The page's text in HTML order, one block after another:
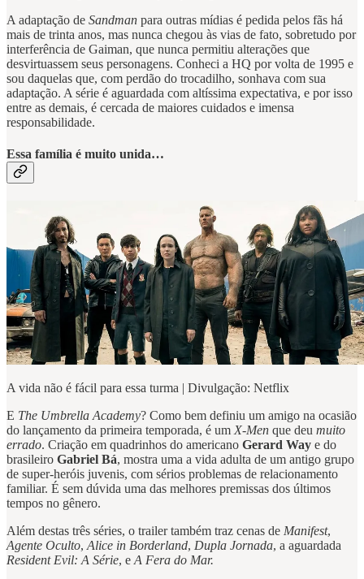
A adaptação de Sandman para outras mídias é pedida pelos fãs há
mais de trinta anos, mas nunca chegou às vias de fato, sobretudo por
interferência de Gaiman, que nunca permitiu alterações que
desvirtuassem seus personagens. Conheci a HQ por volta de 1995 e
sou daquelas que, com perdão do trocadilho, sonhava com sua
adaptação. A série é aguardada com altíssima expectativa, e por isso
entre as demais, é cercada de maiores cuidados e imensa
responsabilidade.
Essa família é muito unida…
A vida não é fácil para essa turma | Divulgação: Netflix
E The Umbrella Academy? Como bem definiu um amigo na ocasião
do lançamento da primeira temporada, é um X-Men que deu muito
errado. Criação em quadrinhos do americano Gerard Way e do
brasileiro Gabriel Bá, mostra uma a vida adulta de um antigo grupo
de super-heróis juvenis, com sérios problemas de relacionamento
familiar. É sem dúvida uma das melhores premissas dos últimos
tempos no gênero.
Além destas três séries, o trailer também traz cenas de Manifest,
Agente Oculto, Alice in Borderland, Dupla Jornada, a aguardada
Resident Evil: A Série, e A Fera do Mar.